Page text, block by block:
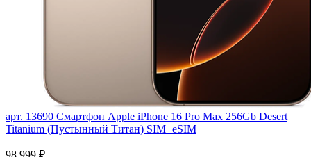
арт. 13690 Смартфон Apple iPhone 16 Pro Max 256Gb Desert
Titanium (Пустынный Титан) SIM+eSIM